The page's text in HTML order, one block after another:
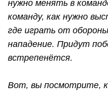
нужно менять в
команду, как нужно
где играть от
нападение. Придут
встрепенётся.
Вот, вы посмотрите,